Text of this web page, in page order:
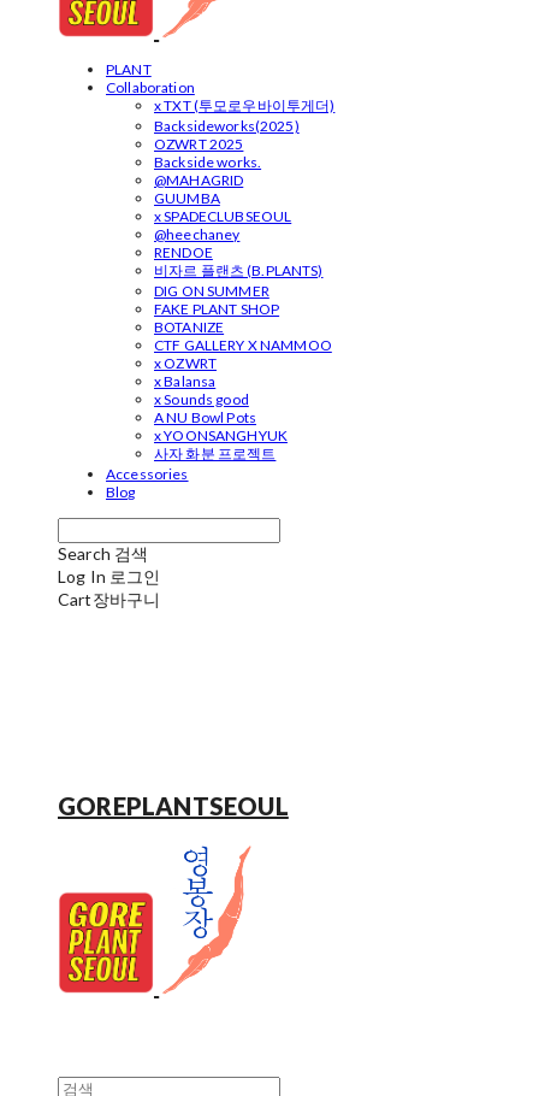
PLANT
Collaboration
x TXT (투모로우바이투게더)
Backsideworks(2025)
OZWRT 2025
Backside works.
@MAHAGRID
GUUMBA
x SPADECLUBSEOUL
@heechaney
RENDOE
비자르 플랜츠 (B.PLANTS)
DIG ON SUMMER
FAKE PLANT SHOP
BOTANIZE
CTF GALLERY X NAMMOO
x OZWRT
x Balansa
x Sounds good
A NU Bowl Pots
x YOONSANGHYUK
사자 화분 프로젝트
Accessories
Blog
Search 검색
Log In 로그인
Cart장바구니
GOREPLANTSEOUL